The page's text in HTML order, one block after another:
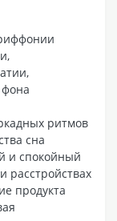
ритмов
сна
и спокойный
расстройствах
продукта